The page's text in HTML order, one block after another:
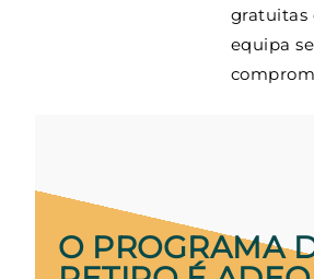
gratuitas
equipa
O PROGRAMA